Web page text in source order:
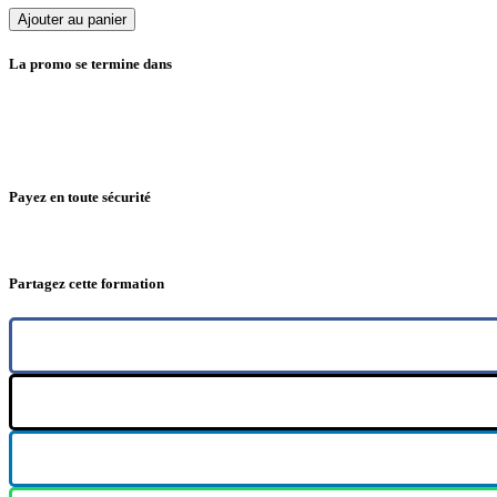
quantité
de
EXPERT
EN
PROJET
Ajouter au panier
La promo se termine dans
Payez en toute sécurité
Partagez cette formation